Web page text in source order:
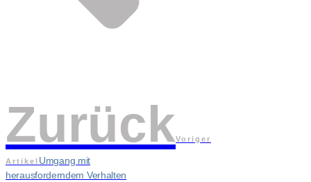
ZurückVoriger
Artikel Umgang mit
herausforderndem Verhalten